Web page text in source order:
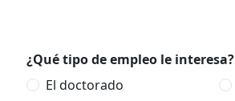
¿Qué tipo de empleo le interesa?
El doctorado